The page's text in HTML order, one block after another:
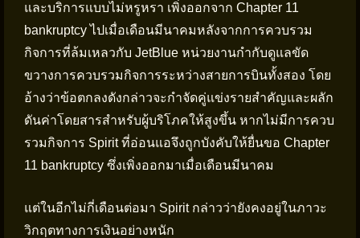
และบริการแบบไม่หรูหรา เพิ่งออกจาก Chapter 11
bankruptcy ไปเมื่อเดือนมีนาคมหลังจากการควบรวม
กิจการที่ล้มเหลวกับ JetBlue หน่วยงานกำกับดูแลขัด
ขวางการควบรวมกิจการระหว่างสายการบินทั้งสอง โดย
อ้างว่าข้อตกลงดังกล่าวจะกำจัดคู่แข่งรายสำคัญและผลัก
ดันค่าโดยสารสำหรับผู้บริโภคให้สูงขึ้น หากไม่มีการควบ
รวมกิจการ Spirit ที่อ่อนแอจึงถูกบังคับให้ยื่นขอ Chapter
11 bankruptcy ซึ่งเพิ่งออกมาเมื่อเดือนมีนาคม
แต่ในอีกไม่กี่เดือนต่อมา Spirit กล่าวว่ายังคงอยู่ในภาวะ
วิกฤตทางการเงินอย่างหนัก